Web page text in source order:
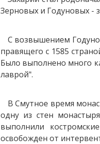
Зерновых и Годуновых -
С возвышением
правящего с 1585
Было выполнено много
лаврой".
В Смутное время
одну из стен
выполнили
освобожден от